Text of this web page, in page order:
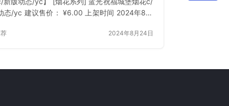
态/yc 建议售价： ¥6.00 上架时间 2024年8月
2024年8月24日